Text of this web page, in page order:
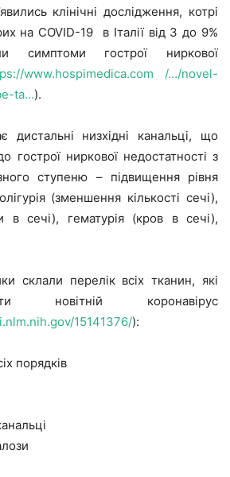
клінічні дослідження, котрі
на COVID-19 в Італії від 3 до 9%
симптоми гострої ниркової
www.hospimedica.com /…/novel-
ta…).
дистальні низхідні канальці, що
гострої ниркової недостатності з
ступеню – підвищення рівня
(зменшення кількості сечі),
в сечі), гематурія (кров в сечі),
склали перелік всіх тканин, які
новітній коронавірус
15141376/):
порядків